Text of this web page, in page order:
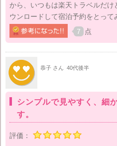
から、いつもは楽天トラベルだ
ウンロードして宿泊予約をとって
7 点
恭子 さん 40代後半
シンプルで見やすく、細
す。
評価：